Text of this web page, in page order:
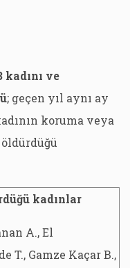
kadını ve
; geçen yıl aynı ay
koruma veya
kadınlar
A., El
T., Gamze Kaçar B.,